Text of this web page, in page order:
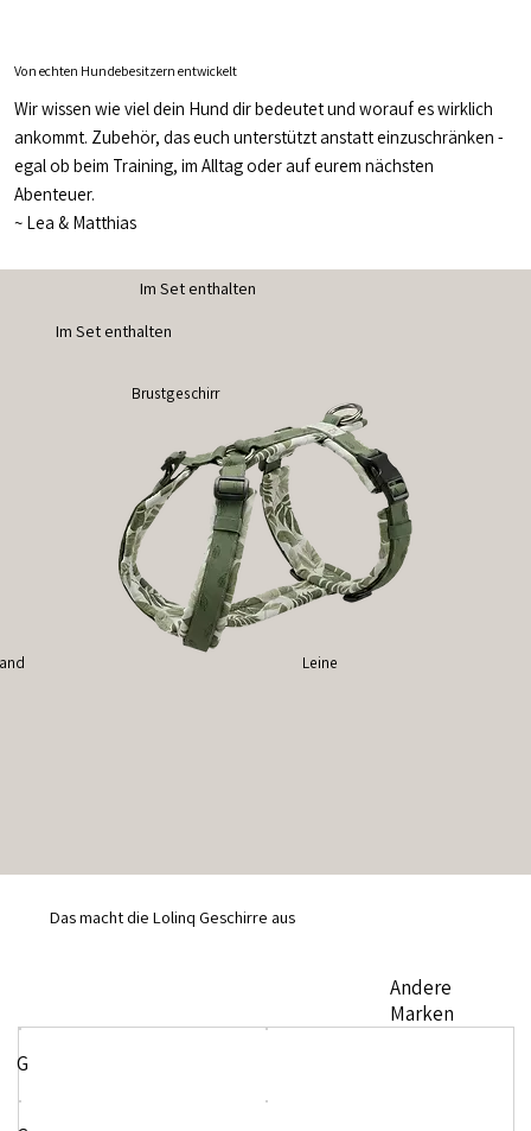
Von echten Hundebesitzern entwickelt
Wir wissen wie viel dein Hund dir bedeutet und worauf es wirklich
ankommt. Zubehör, das euch unterstützt anstatt einzuschränken -
egal ob beim Training, im Alltag oder auf eurem nächsten
Abenteuer.
~Lea & Matthias
Brustgeschirr
Im Set enthalten
Im Set enthalten
Leine
Das macht die Lolinq Geschirre aus
Andere
Marken
G